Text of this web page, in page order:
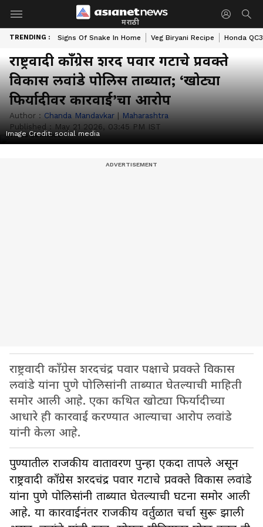
मराठी
TRENDING : Signs Of Snake In Home Veg Biryani Recipe Honda
राष्ट्रवादी काँग्रेस शरद पवार गटाचे प्रवक्ते
विकास लवांडे पोलिस ताब्यात; ‘खोट्या
फिर्यादीवर कारवाई’चा आरोप
Author : Chanda Mandavkar | Maharashtra
Published : May 21 2026, 03:45 PM IST
Image Credit:social media
राष्ट्रवादी काँग्रेस शरदचंद्र पवार पक्षाचे प्रवक्ते विकास
लवांडे यांना पुणे पोलिसांनी ताब्यात घेतल्याची माहिती
समोर आली आहे. एका कथित खोट्या फिर्यादीच्या
आधारे ही कारवाई करण्यात आल्याचा आरोप लवांडे
यांनी केला आहे.
पुण्यातील राजकीय वातावरण पुन्हा एकदा तापले असून
राष्ट्रवादी काँग्रेस शरदचंद्र पवार गटाचे प्रवक्ते विकास लवांडे
यांना पुणे पोलिसांनी ताब्यात घेतल्याची घटना समोर आली
आहे. या कारवाईनंतर राजकीय वर्तुळात चर्चा सुरू झाली